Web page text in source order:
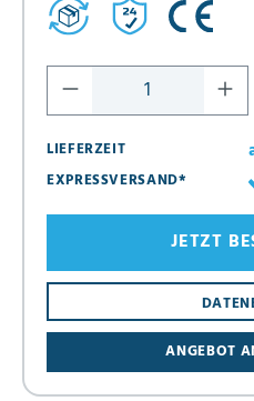
LIEFERZEIT
EXPRESSVERSAND*
ANGEBOT
JETZT